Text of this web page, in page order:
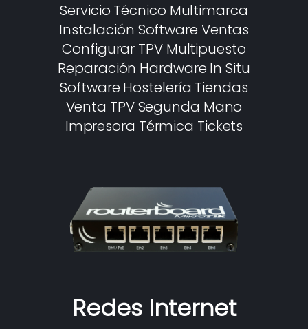
Servicio Técnico Multimarca
Instalación Software Ventas
Configurar TPV Multipuesto
Reparación Hardware In Situ
Software Hostelería Tiendas
Venta TPV Segunda Mano
Impresora Térmica Tickets
Redes Internet